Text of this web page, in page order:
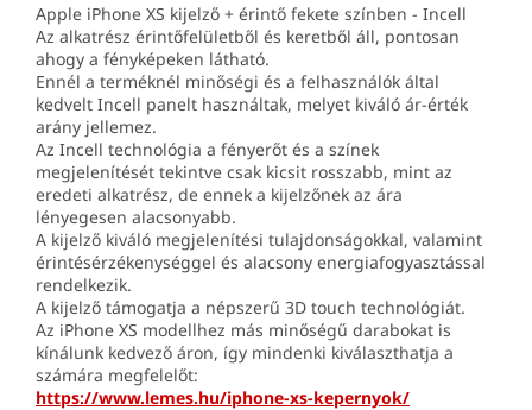
Apple iPhone XS kijelző + érintő fekete színben - Incell
Az alkatrész érintőfelületből és keretből áll, pontosan
ahogy a fényképeken látható.
Ennél a terméknél minőségi és a felhasználók által
kedvelt Incell panelt használtak, melyet kiváló ár-érték
arány jellemez.
Az Incell technológia a fényerőt és a színek
megjelenítését tekintve csak kicsit rosszabb, mint az
eredeti alkatrész, de ennek a kijelzőnek az ára
lényegesen alacsonyabb.
A kijelző kiváló megjelenítési tulajdonságokkal, valamint
érintésérzékenységgel és alacsony energiafogyasztással
rendelkezik.
A kijelző támogatja a népszerű 3D touch technológiát.
Az iPhone XS modellhez más minőségű darabokat is
kínálunk kedvező áron, így mindenki kiválaszthatja a
számára megfelelőt:
https://www.lemes.hu/iphone-xs-kepernyok/